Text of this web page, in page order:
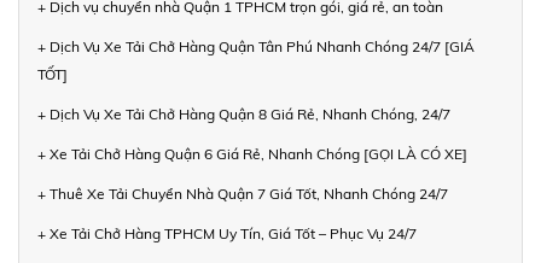
+ Dịch vụ chuyển nhà Quận 1 TPHCM trọn gói, giá rẻ, an toàn
+ Dịch Vụ Xe Tải Chở Hàng Quận Tân Phú Nhanh Chóng 24/7 [GIÁ
TỐT]
+ Dịch Vụ Xe Tải Chở Hàng Quận 8 Giá Rẻ, Nhanh Chóng, 24/7
+ Xe Tải Chở Hàng Quận 6 Giá Rẻ, Nhanh Chóng [GỌI LÀ CÓ XE]
+ Thuê Xe Tải Chuyển Nhà Quận 7 Giá Tốt, Nhanh Chóng 24/7
+ Xe Tải Chở Hàng TPHCM Uy Tín, Giá Tốt – Phục Vụ 24/7